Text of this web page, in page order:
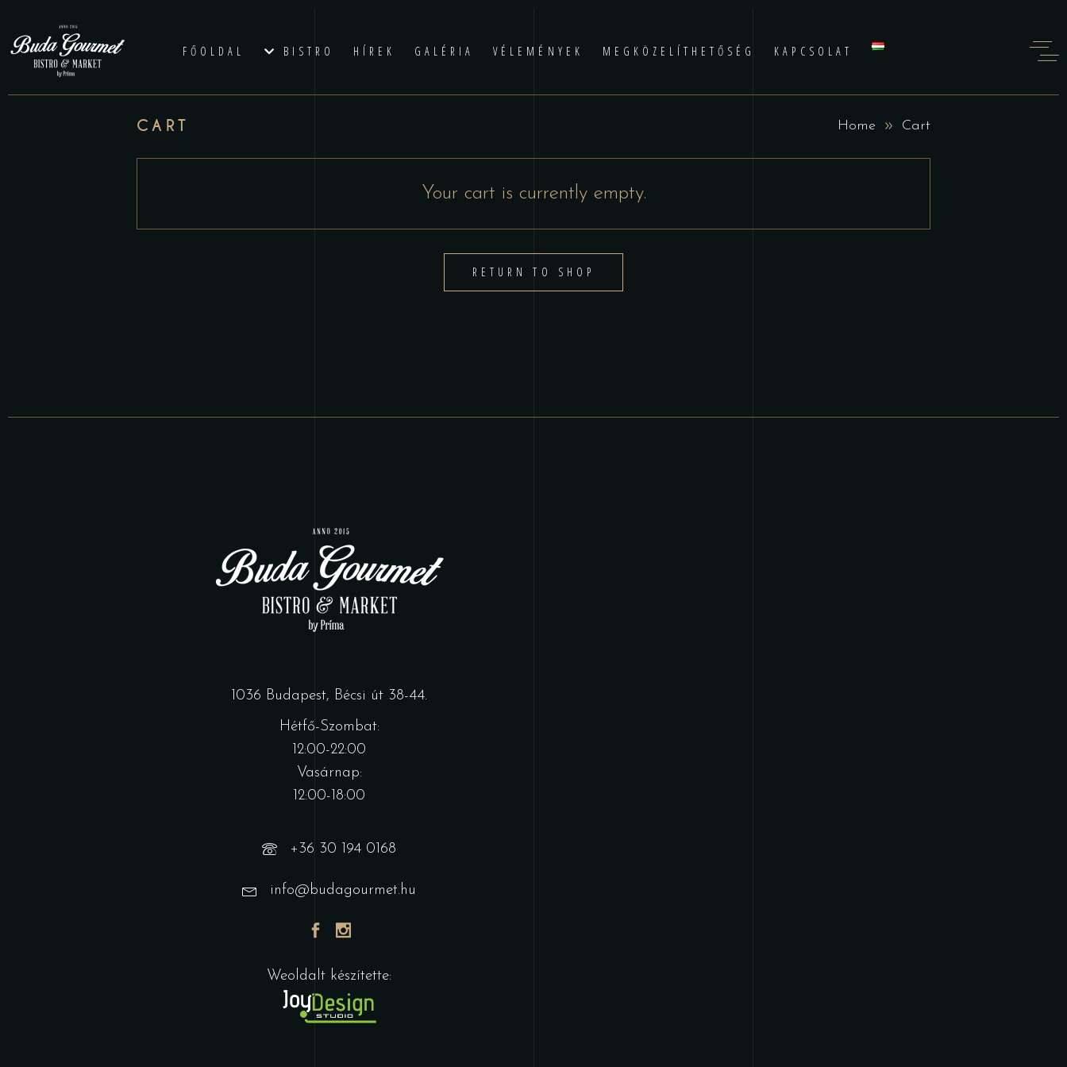
FŐOLDAL BISTRO HÍREK GALÉRIA VÉLEMÉNYEK MEGKÖZELÍTHETŐSÉG KAPCSOLAT
CART Home Cart
Your cart is currently empty.
RETURN TO SHOP
1036 Budapest, Bécsi út 38-44.
Hétfő-Szombat:
12:00-22:00
Vasárnap:
12:00-18:00
+36 30 194 0168
info@budagourmet.hu
Weoldalt készítette: